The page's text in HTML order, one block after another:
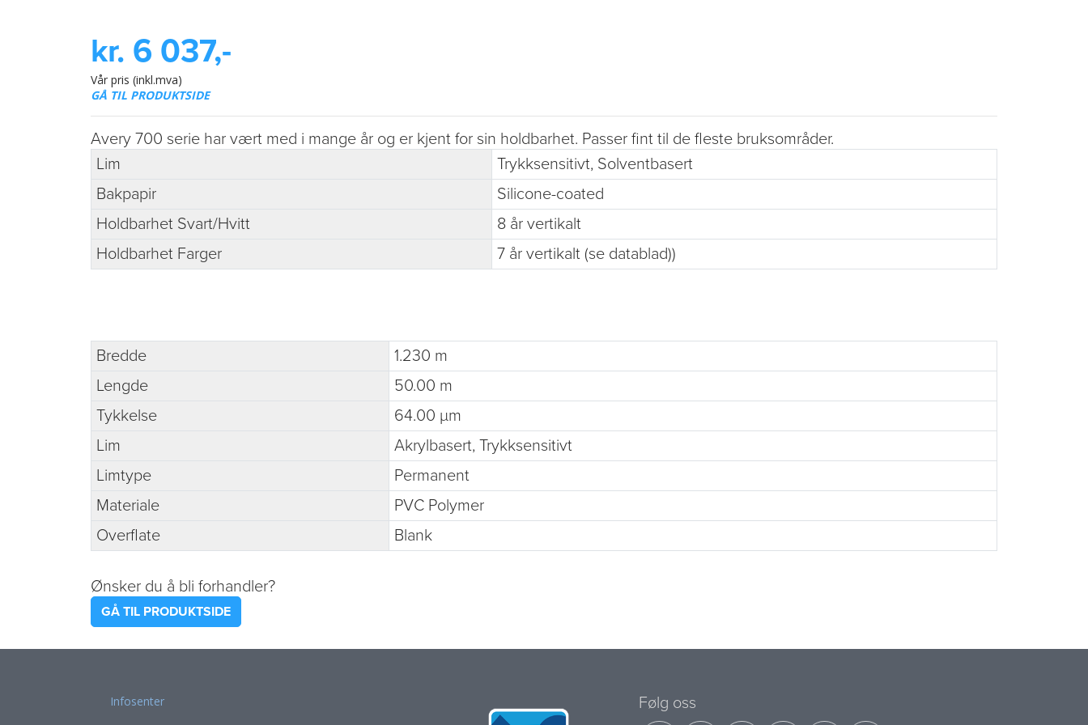
kr. 6 037,-
Vår pris (inkl.mva)
GÅ TIL PRODUKTSIDE
Avery 700 serie har vært med i mange år og er kjent for sin holdbarhet. Passer fint til de fleste bruksområder.
Lim
Trykksensitivt, Solventbasert
Bakpapir
Silicone-coated
Holdbarhet Svart/Hvitt
8 år vertikalt
Holdbarhet Farger
7 år vertikalt (se datablad))
Bredde
1.230 m
Lengde
50.00 m
Tykkelse
64.00 µm
Lim
Akrylbasert, Trykksensitivt
Limtype
Permanent
Materiale
PVC Polymer
Overflate
Blank
Ønsker du å bli forhandler?
GÅ TIL PRODUKTSIDE
Infosenter
Følg oss